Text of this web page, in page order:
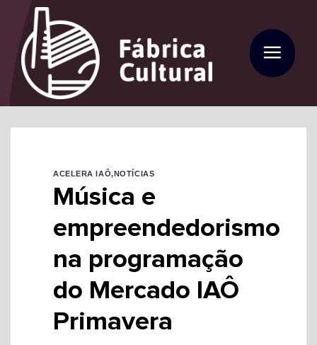
content
ACELERA IAÔ,NOTÍCIAS
Música e
empreendedorismo
na programação
do Mercado IAÔ
Primavera